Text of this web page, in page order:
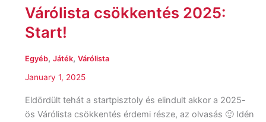
Várólista csökkentés 2025:
Start!
Egyéb, Játék, Várólista
January 1, 2025
Eldördült tehát a startpisztoly és elindult akkor a 2025-
ös Várólista csökkentés érdemi része, az olvasás 🙂 Idén